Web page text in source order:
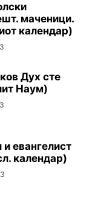
маченици.
календар)
Дух сте
Наум)
евангелист
календар)